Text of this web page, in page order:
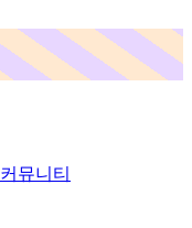
커뮤니티